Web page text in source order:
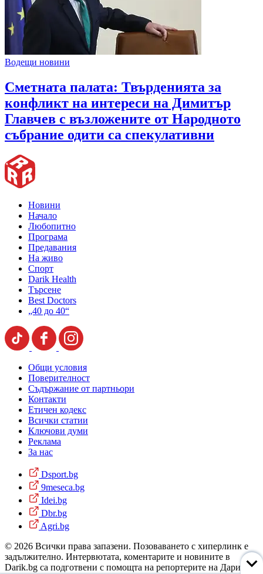
Водещи новини
Сметната палата: Твърденията за
конфликт на интереси на Димитър
Главчев с възложените от Народното
събрание одити са спекулативни
Новини
Начало
Любопитно
Програма
Предавания
На живо
Спорт
Darik Health
Търсене
Best Doctors
„40 до 40“
Общи условия
Поверителност
Съдържание от партньори
Контакти
Етичен кодекс
Всички статии
Ключови думи
Реклама
За нас
Dsport.bg
9meseca.bg
Idei.bg
Dbr.bg
Agri.bg
© 2026 Всички права запазени. Позоваването с хиперлинк е
задължително. Интервютата, коментарите и новините в
Darik.bg са подготвени с помощта на репортерите на Дарик